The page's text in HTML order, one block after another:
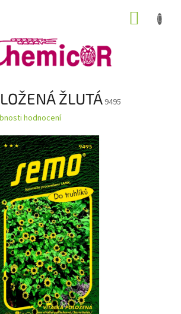
ŽLUTÁ9495
hodnocení